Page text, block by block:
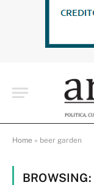
Home » beer garden
BROWSING: